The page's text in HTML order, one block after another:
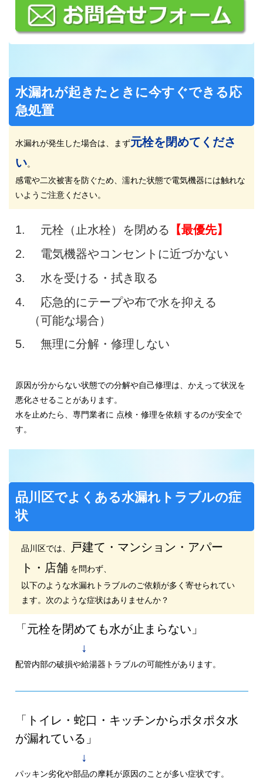
水漏れが起きたときに今すぐできる応
急処置
水漏れが発生した場合は、まず元栓を閉めてくださ
い。
感電や二次被害を防ぐため、濡れた状態で電気機器には触れな
いようご注意ください。
元栓（止水栓）を閉める 【最優先】
電気機器やコンセントに近づかない
水を受ける・拭き取る
応急的にテープや布で水を抑える
（可能な場合）
無理に分解・修理しない
原因が分からない状態での分解や自己修理は、かえって状況を
悪化させることがあります。
水を止めたら、専門業者に 点検・修理を依頼 するのが安全で
す。
品川区でよくある水漏れトラブルの症
状
品川区では、
戸建て・マンション・アパー
ト・店舗 を問わず、
以下のような水漏れトラブルのご依頼が多く寄せられてい
ます。次のような症状はありませんか？
「元栓を閉めても水が止まらない」
↓
配管内部の破損や給湯器トラブルの可能性があります。
「トイレ・蛇口・キッチンからポタポタ水
が漏れている」
↓
パッキン劣化や部品の摩耗が原因のことが多い症状です。